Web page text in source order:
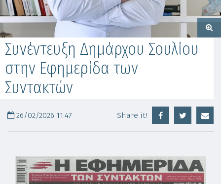
Συνέντευξη Δημάρχου Σουλίου
στην Εφημερίδα των
Συντακτών
26/02/2026 11:47 Share it!